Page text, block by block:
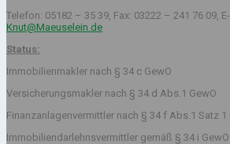
Telefon: 05182 – 35 39, Fax: 03222 – 241 76 09,
Knut@Maeuselein.de
Status:
Immobilienmakler nach § 34 c GewO
Versicherungsmakler nach § 34 d Abs.1 GewO
Finanzanlagenvermittler nach § 34 f Abs.1 Satz 1
Immobiliendarlehnsvermittler gemäß § 34 i GewO